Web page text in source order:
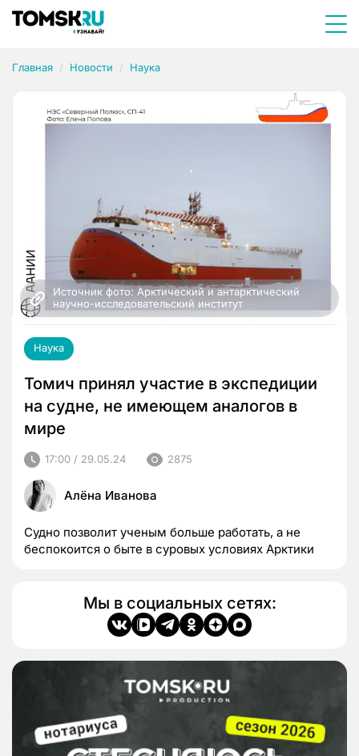
Главная Новости Наука
Источник фото: Арктический и антарктический
научно-исследовательский институт
Наука
Томич принял участие в экспедиции
на судне, не имеющем аналогов в
мире
17:00 / 29.05.24 2875
Алёна Иванова
Судно позволит ученым больше работать, а не
беспокоится о быте в суровых условиях Арктики
Мы в социальных сетях: